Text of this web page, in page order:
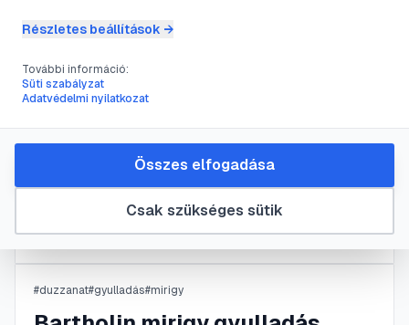
A mell önvizsgálat
fájdalom#gyermekbetegség#ízület
Izületi gyulladás
@computer•2022. okt. 13.•1perc olvasás
#duzzanat#gyulladás#mirigy
Részletes beállítások →
További információ:
Süti szabályzat
Adatvédelmi nyilatkozat
Csak szükséges sütik
Összes elfogadása